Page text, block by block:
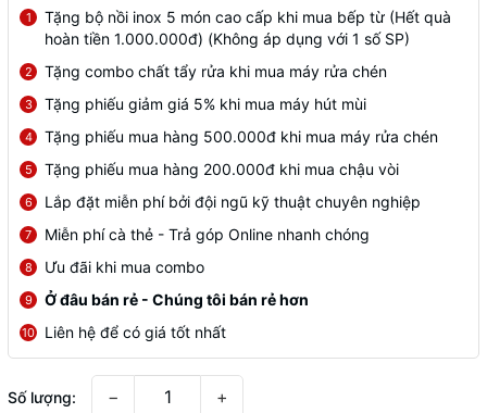
1
Tặng bộ nồi inox 5 món cao cấp khi mua bếp từ (Hết quà
hoàn tiền 1.000.000đ) (Không áp dụng với 1 số SP)
2 Tặng combo chất tẩy rửa khi mua máy rửa chén
3 Tặng phiếu giảm giá 5% khi mua máy hút mùi
4 Tặng phiếu mua hàng 500.000đ khi mua máy rửa chén
5 Tặng phiếu mua hàng 200.000đ khi mua chậu vòi
6 Lắp đặt miễn phí bởi đội ngũ kỹ thuật chuyên nghiệp
7 Miễn phí cà thẻ - Trả góp Online nhanh chóng
8 Ưu đãi khi mua combo
9 Ở đâu bán rẻ - Chúng tôi bán rẻ hơn
10 Liên hệ để có giá tốt nhất
Số lượng: − +